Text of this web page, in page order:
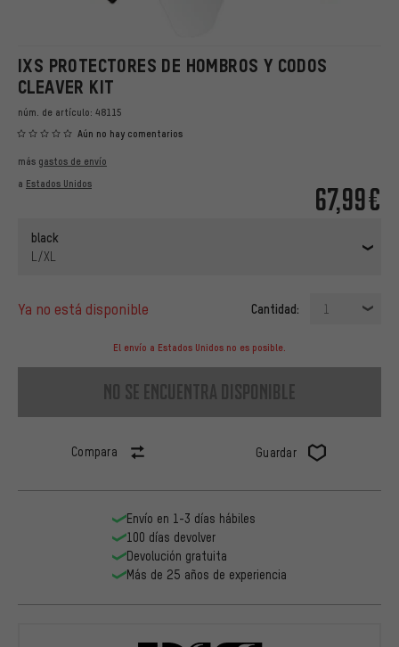
IXS PROTECTORES DE HOMBROS Y CODOS
CLEAVER KIT
núm. de artículo: 48115
Aún no hay comentarios
67,99€
más gastos de envío
a Estados Unidos
black
L/XL
ya no está disponible Cantidad: 1
El envío a Estados Unidos no es posible.
no se encuentra disponible
Compara Guardar
Envío en 1-3 días hábiles
100 días devolver
Devolución gratuita
Más de 25 años de experiencia